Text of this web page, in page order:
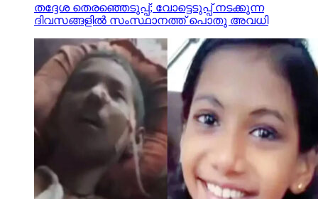
തദ്ദേശ തെരഞ്ഞെടുപ്പ്; വോട്ടെടുപ്പ് നടക്കുന്ന
ദിവസങ്ങളില്‍ സംസ്ഥാനത്ത് പൊതു അവധി